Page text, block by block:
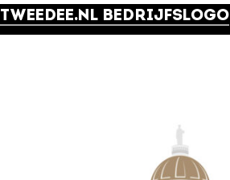
TWEEDEE.NL BEDRIJFSLOGO